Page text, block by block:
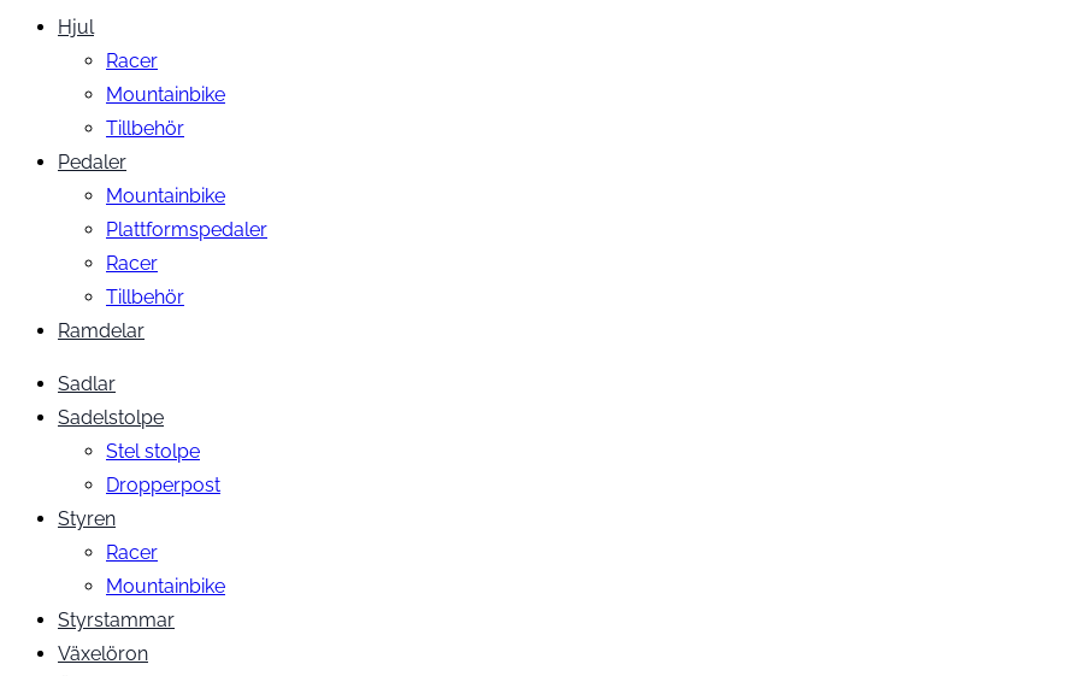
Hjul
Racer
Mountainbike
Tillbehör
Pedaler
Mountainbike
Plattformspedaler
Racer
Tillbehör
Ramdelar
Sadlar
Sadelstolpe
Stel stolpe
Dropperpost
Styren
Racer
Mountainbike
Styrstammar
Växelöron